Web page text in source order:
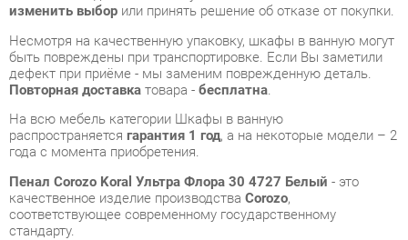
На всю мебель категории Шкафы в ванную
распространяетсягарантия 1 год, а на некоторые модели – 2
года с момента приобретения.
Пенал Corozo Koral Ультра Флора 30 4727 Белый- это
качественное изделие производстваCorozo
соответствующее современному государственному
стандарту.
Надеемся, вы останетесь довольны вашим приобретением, и
использования, который поможет сориентироваться нашим
будущим покупателям.
Кроме формы